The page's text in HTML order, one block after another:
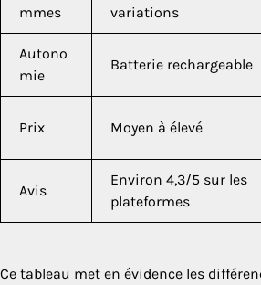
mmes
variations
Autono
mie
Batterie rechargeable
Prix Moyen à élevé
Avis
Environ 4,3/5 sur les
plateformes
Ce tableau met en évidence les